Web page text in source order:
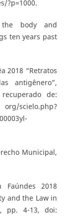
?p=1000.
the body and
ten years past
2018 “Retratos
antigênero”,
de:
Municipal,
Faúndes 2018
and the Law in
pp. 4-13, doi: